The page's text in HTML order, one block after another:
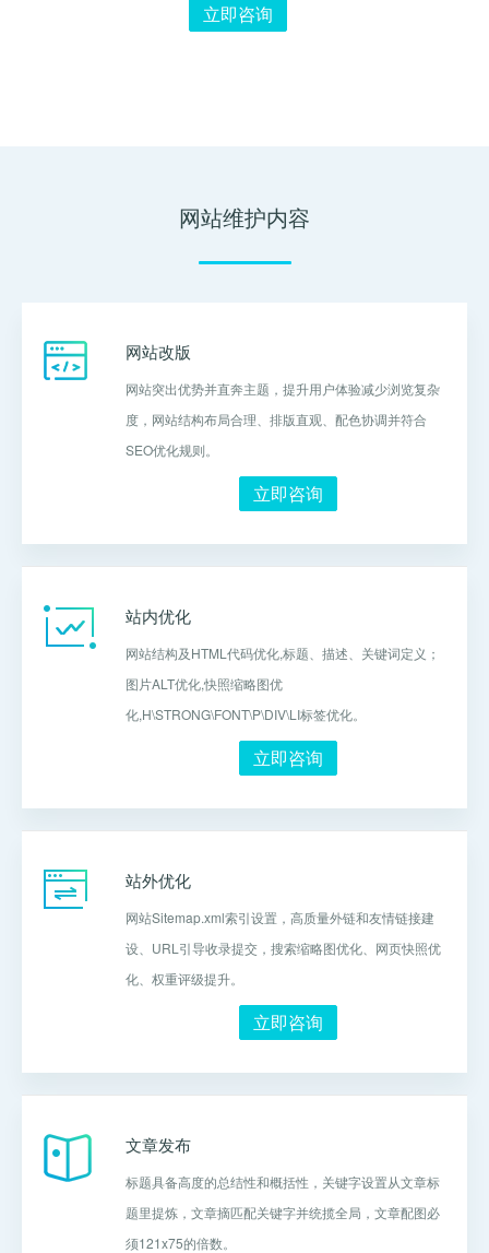
立即咨询
网站维护内容
网站改版
网站突出优势并直奔主题，提升用户体验减少浏览复杂
度，网站结构布局合理、排版直观、配色协调并符合
SEO优化规则。
立即咨询
站内优化
网站结构及HTML代码优化,标题、描述、关键词定义；
图片ALT优化,快照缩略图优
化,H\STRONG\FONT\P\DIV\LI标签优化。
立即咨询
站外优化
网站Sitemap.xml索引设置，高质量外链和友情链接建
设、URL引导收录提交，搜索缩略图优化、网页快照优
化、权重评级提升。
立即咨询
文章发布
标题具备高度的总结性和概括性，关键字设置从文章标
题里提炼，文章摘匹配关键字并统揽全局，文章配图必
须121x75的倍数。